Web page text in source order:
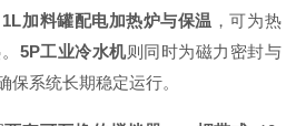
1L加料罐配电加热炉与保温 ，可为热
5P工业冷水机则同时为磁力密封与
保系统长期稳定运行。